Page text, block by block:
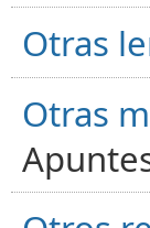
Otras
Otras